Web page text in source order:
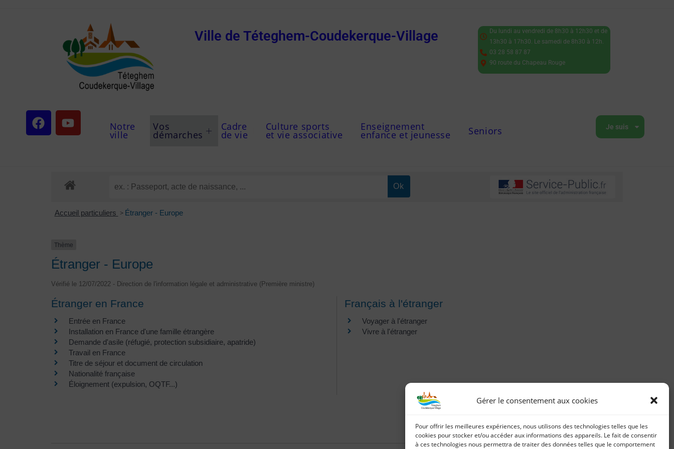
Gérer le consentement aux cookies
Pour offrir les meilleures expériences, nous utilisons des technologies telles que les
cookies pour stocker et/ou accéder aux informations des appareils. Le fait de consentir
à ces technologies nous permettra de traiter des données telles que le comportement
Ville de Téteghem-Coudekerque-Village
Du lundi au vendredi de 8h30 à 12h30 et de
13h30 à 17h30. Le samedi de 8h30 à 12h.
03 28 58 87 87
90 route du Chapeau Rouge
Notre
ville
Vos
démarches
Cadre
de vie
Culture sports
et vie associative
Enseignement
enfance et jeunesse Seniors Je suis
Accueil particuliers > Étranger - Europe
Thème
Étranger - Europe
Vérifié le 12/07/2022 - Direction de l'information légale et administrative (Première ministre)
Étranger en France
Entrée en France
Installation en France d'une famille étrangère
Demande d'asile (réfugié, protection subsidiaire, apatride)
Travail en France
Titre de séjour et document de circulation
Nationalité française
Éloignement (expulsion, OQTF...)
Français à l'étranger
Voyager à l'étranger
Vivre à l'étranger